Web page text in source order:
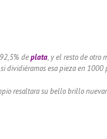
deplata, y el resto de otro
dividiéramos esa pieza en 1000
resaltara su bello brillo